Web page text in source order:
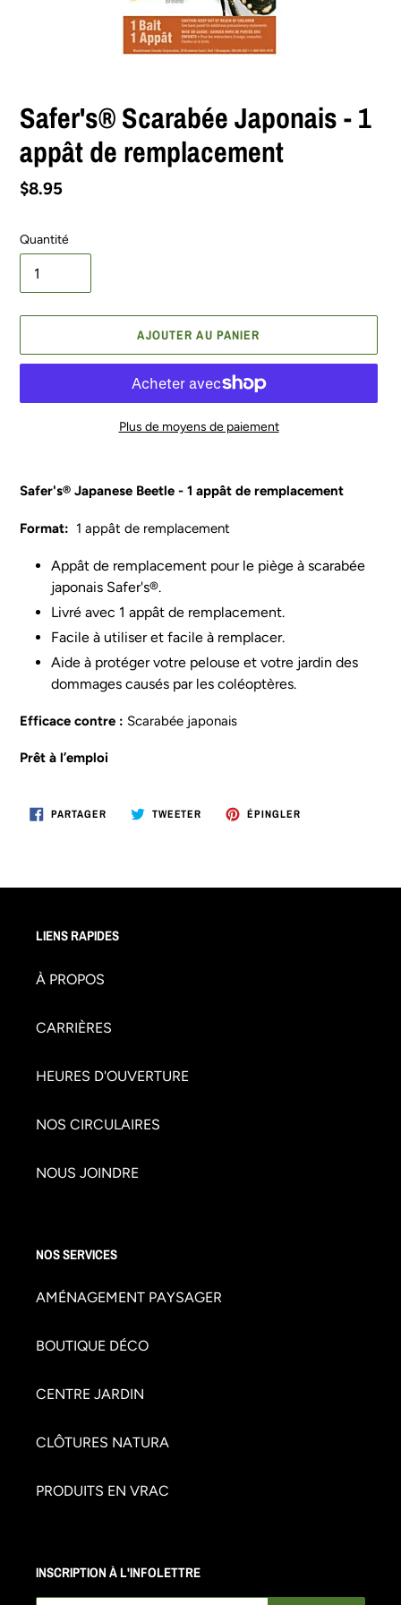
Safer's® Scarabée Japonais - 1
appât de remplacement
Prix
$8.95
Quantité
AJOUTER AU PANIER
Plus de moyens de paiement
d'un
à
panier
Safer's® Japanese Beetle - 1 appât de remplacement
Format: 1 appât de remplacement
Appât de remplacement pour le piège à scarabée
japonais Safer's®.
Livré avec 1 appât de remplacement.
Facile à utiliser et facile à remplacer.
Aide à protéger votre pelouse et votre jardin des
dommages causés par les coléoptères.
Efficace contre : Scarabée japonais
Prêt à l’emploi
PARTAGERPARTAGER
SUR
TWEETER TWEETERÉPINGLER
LIENS RAPIDES
À PROPOS
CARRIÈRES
HEURES D'OUVERTURE
NOS CIRCULAIRES
NOUS JOINDRE
NOS SERVICES
AMÉNAGEMENT PAYSAGER
BOUTIQUE DÉCO
CENTRE JARDIN
CLÔTURES NATURA
PRODUITS EN VRAC
INSCRIPTION À L'INFOLETTRE